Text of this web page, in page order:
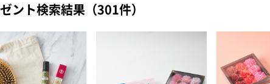
ント検索結果（301件）